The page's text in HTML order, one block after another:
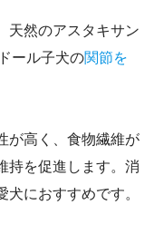
天然のアスタキサン
ール子犬の関節を
が高く、食物繊維が
持を促進します。消
におすすめです。